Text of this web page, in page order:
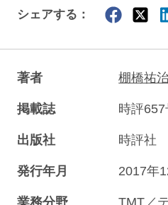
シェアする：
著者 棚橋祐
掲載誌 時評657
出版社 時評社
発行年月 2017年